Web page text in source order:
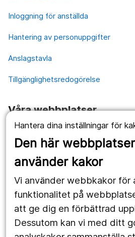
Hantera dina inställningar för
Den här
använder kakor
Vi använder webbkakor för
funktionalitet på
att ge dig en förbättrad
Dessutom kan vi med ditt
Inloggning för anställda
Hantering av personuppgifter
Anslagstavla
Tillgänglighetsredogörelse
Våra webbplatser
1177.se
Länstrafiken
Utveckling
Följ oss